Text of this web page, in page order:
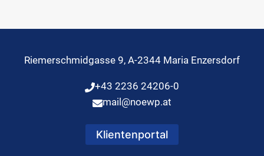
Riemerschmidgasse 9, A-2344 Maria Enzersdorf
+43 2236 24206-0
mail@noewp.at
Klientenportal